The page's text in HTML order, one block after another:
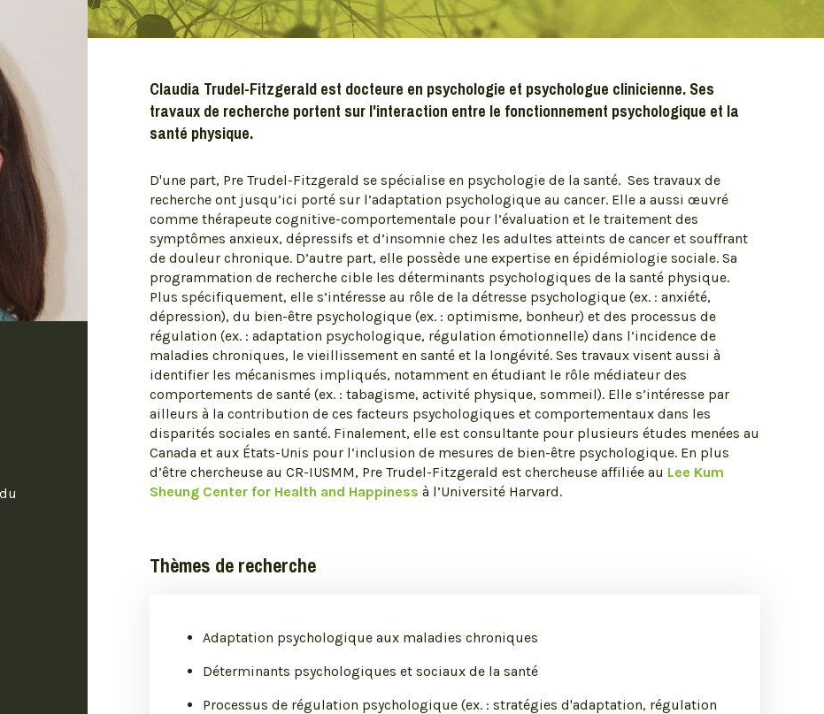
Chaires de recherche
comportement
Design pour la cybersanté mentale
Modulation hormonale des fonctions
Origines développementales de la
vulnérabilité et de la résilience (Canada
Neuroscience des systèmes et
neuroimagerie cognitive
Réduction des inégalités sociales en
Santé mentale et travail
Schizophrénie (Eli Lilly Canada)
Sciences du sexe et du genre
Stress humain (Canada senior)
Claudia Trudel-Fitzgerald est docteure en psychologie et psychologue clinicienne. Ses
travaux de recherche portent sur l'interaction entre le fonctionnement psychologique et la
santé physique.
D'une part, Pre Trudel-Fitzgerald se spécialise en psychologie de la santé. Ses travaux de
recherche ont jusqu’ici porté sur l’adaptation psychologique au cancer. Elle a aussi œuvré
comme thérapeute cognitive-comportementale pour l’évaluation et le traitement des
symptômes anxieux, dépressifs et d’insomnie chez les adultes atteints de cancer et souffrant
de douleur chronique. D’autre part, elle possède une expertise en épidémiologie sociale. Sa
programmation de recherche cible les déterminants psychologiques de la santé physique.
Plus spécifiquement, elle s’intéresse au rôle de la détresse psychologique (ex. : anxiété,
dépression), du bien-être psychologique (ex. : optimisme, bonheur) et des processus de
régulation (ex. : adaptation psychologique, régulation émotionnelle) dans l’incidence de
maladies chroniques, le vieillissement en santé et la longévité. Ses travaux visent aussi à
identifier les mécanismes impliqués, notamment en étudiant le rôle médiateur des
comportements de santé (ex. : tabagisme, activité physique, sommeil). Elle s’intéresse par
ailleurs à la contribution de ces facteurs psychologiques et comportementaux dans les
disparités sociales en santé. Finalement, elle est consultante pour plusieurs études menées au
Canada et aux États-Unis pour l’inclusion de mesures de bien-être psychologique. En plus
d’être chercheuse au CR-IUSMM, Pre Trudel-Fitzgerald est chercheuse affiliée au Lee Kum
Sheung Center for Health and Happiness à l’Université Harvard.
Thèmes de recherche
Adaptation psychologique aux maladies chroniques
Déterminants psychologiques et sociaux de la santé
Processus de régulation psychologique (ex. : stratégies d'adaptation, régulation